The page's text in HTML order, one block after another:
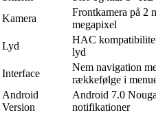
Kamera
Frontkamera på 2
megapixel
Lyd
HAC
lyd
Interface
Nem navigation
rækkefølge i
Android
Version
Android 7.0
notifikationer